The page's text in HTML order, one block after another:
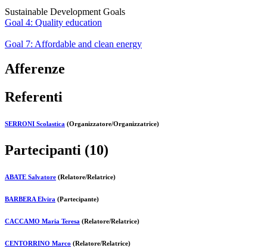
Sustainable Development Goals
Goal 4: Quality education
Goal 7: Affordable and clean energy
Afferenze
Referenti
SERRONI Scolastica (Organizzatore/Organizzatrice)
Partecipanti (10)
ABATE Salvatore (Relatore/Relatrice)
BARBERA Elvira (Partecipante)
CACCAMO Maria Teresa (Relatore/Relatrice)
CENTORRINO Marco (Relatore/Relatrice)